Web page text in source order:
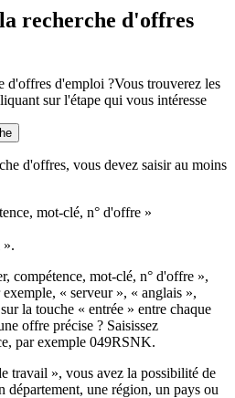
recherche d'offres
d'offres d'emploi ?Vous trouverez les
sur l'étape qui vous intéresse
d'offres, vous devez saisir au moins
mot-clé, n° d'offre »
».
compétence, mot-clé, n° d'offre »,
« serveur », « anglais »,
la touche « entrée » entre chaque
offre précise ? Saisissez
par exemple 049RSNK.
travail », vous avez la possibilité de
département, une région, un pays ou